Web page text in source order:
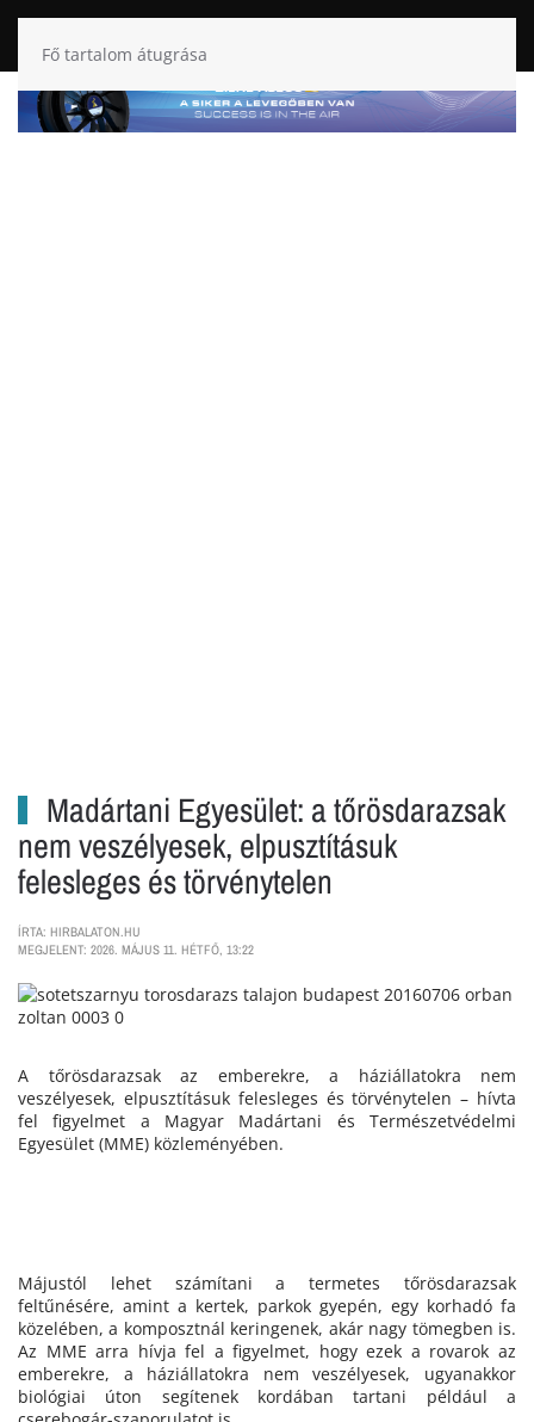
Fő tartalom átugrása
Madártani Egyesület: a tőrösdarazsak
nem veszélyesek, elpusztításuk
felesleges és törvénytelen
ÍRTA: HIRBALATON.HU
MEGJELENT: 2026. MÁJUS 11. HÉTFŐ, 13:22
A tőrösdarazsak az emberekre, a háziállatokra nem
veszélyesek, elpusztításuk felesleges és törvénytelen – hívta
fel figyelmet a Magyar Madártani és Természetvédelmi
Egyesület (MME) közleményében.
Májustól lehet számítani a termetes tőrösdarazsak
feltűnésére, amint a kertek, parkok gyepén, egy korhadó fa
közelében, a komposztnál keringenek, akár nagy tömegben is.
Az MME arra hívja fel a figyelmet, hogy ezek a rovarok az
emberekre, a háziállatokra nem veszélyesek, ugyanakkor
biológiai úton segítenek kordában tartani például a